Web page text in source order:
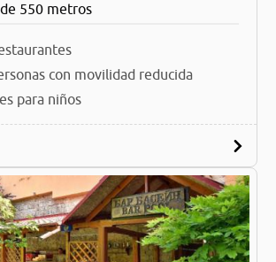
550 metros
con movilidad reducida
para niños